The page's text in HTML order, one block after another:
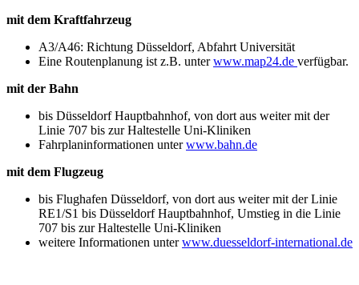
mit dem Kraftfahrzeug
A3/A46: Richtung Düsseldorf, Abfahrt Universität
Eine Routenplanung ist z.B. unterwww.map24.de verfügbar.
mit der Bahn
bis Düsseldorf Hauptbahnhof, von dort aus weiter mit der
Linie 707 bis zur Haltestelle Uni-Kliniken
Fahrplaninformationen unterwww.bahn.de
mit dem Flugzeug
bis Flughafen Düsseldorf, von dort aus weiter mit der Linie
RE1/S1 bis Düsseldorf Hauptbahnhof, Umstieg in die Linie
707 bis zur Haltestelle Uni-Kliniken
weitere Informationen unterwww.duesseldorf-international.de